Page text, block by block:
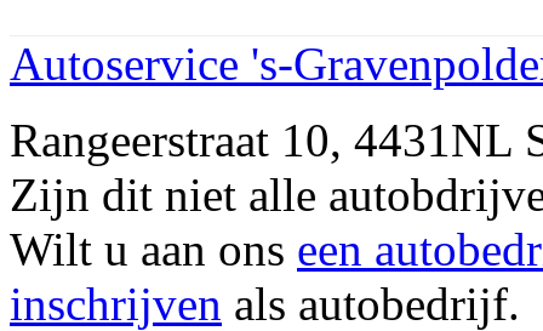
Autoservice 's-
Rangeerstraat 10,
Zijn dit niet alle
Wilt u aan ons een
inschrijven als autobedrijf.